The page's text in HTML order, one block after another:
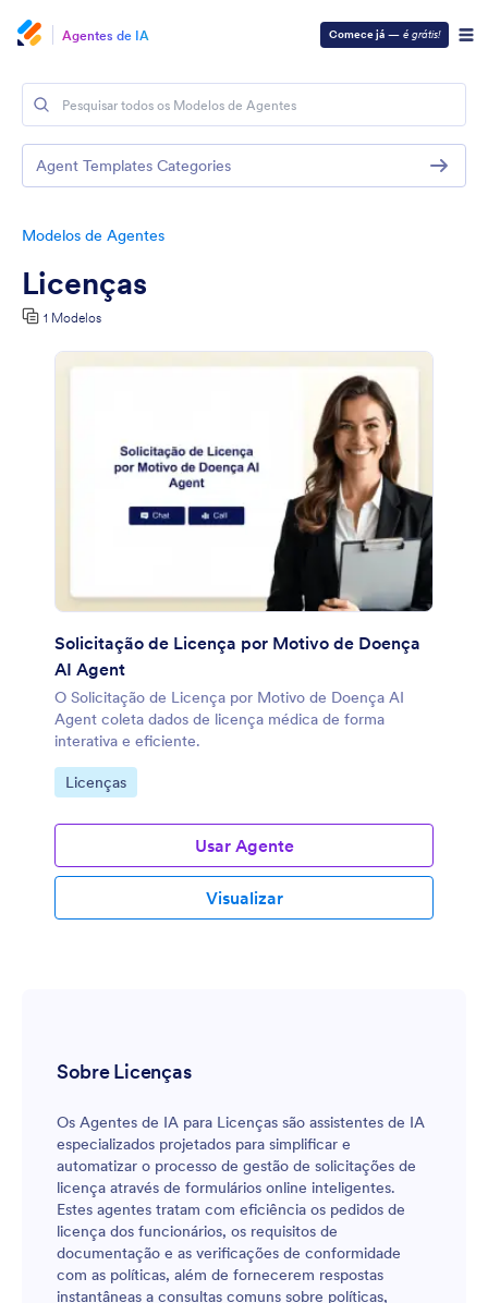
Agentes de IA Comece já — é grátis!
Modelos de Agentes
Licenças
1 Modelos
Solicitação de Licença por Motivo de Doença
AI Agent
O Solicitação de Licença por Motivo de Doença AI
Agent coleta dados de licença médica de forma
interativa e eficiente.
Ir para Categoria:
Licenças
Usar Agente
Visualizar
Sobre Licenças
Os Agentes de IA para Licenças são assistentes de IA
especializados projetados para simplificar e
automatizar o processo de gestão de solicitações de
licença através de formulários online inteligentes.
Estes agentes tratam com eficiência os pedidos de
licença dos funcionários, os requisitos de
documentação e as verificações de conformidade
com as políticas, além de fornecerem respostas
instantâneas a consultas comuns sobre políticas,
Agent Templates Categories